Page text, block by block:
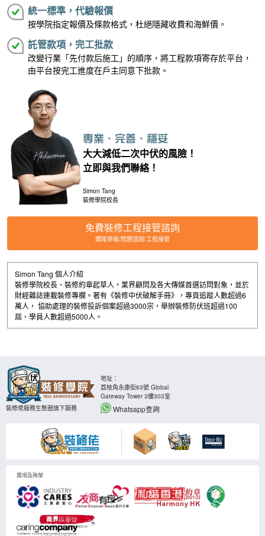
統一標準，代驗報價
按學院指定報價及條款格式，杜絕隱藏收費和海鮮價。
託管款項，完工批款
改變行業「先付款后施工」的順序，將工程款項寄存於平台，
由平台按完工進度在戶主同意下批款。
大大減低二次中伏的風險！
立即與我們聯絡！
Simon Tang
裝修學院校長
免費裝修工程接管諮詢
爛尾舉報/問題諮詢/工程接管
Simon Tang 個人介紹
裝修學院校長、裝修約章起草人，業界顧問及各大傳媒首選訪問對象，並於
財經雜誌連載裝修專欄。著有《裝修中伏破解手冊》，專頁追蹤人數超過6
萬人， 協助處理的裝修投訴個案超過3000宗，舉辦裝修防伏班超過100
屆、學員人數超過5000人。
裝修佬服務生態圈旗下服務
地址：
荔枝角永康街63號 Global
Gateway Tower 3樓303室
Whatsapp查詢
獎項及殊榮